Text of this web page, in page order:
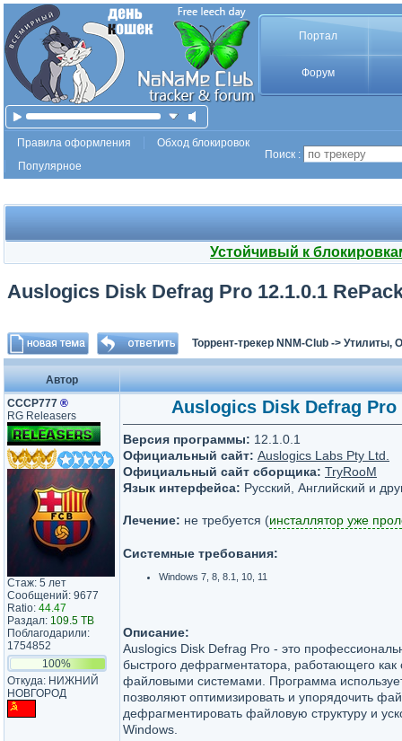
Портал
Форум
Правила оформления
Обход блокировок
Популярное
Поиск :
Устойчивый к
Auslogics Disk Defrag Pro 12.1.0.1
Торрент-трекер NNM-Club -> Утилиты,
Автор
СССР777 ®
RG Releasers
Стаж: 5 лет
Сообщений: 9677
Ratio: 44.47
Раздал: 109.5 TB
Поблагодарили:
1754852
100%
Откуда: НИЖНИЙ
НОВГОРОД
Auslogics Disk Defrag
Версия программы: 12.1.0.1
Официальный сайт: Auslogics Labs Pty Ltd.
Официальный сайт сборщика: TryRooM
Язык интерфейса: Русский, Английский и
Лечение: не требуется (инсталлятор уже
Системные требования:
Windows 7, 8, 8.1, 10, 11
Описание:
Auslogics Disk Defrag Pro - это
быстрого дефрагментатора, работающего как
файловыми системами. Программа
позволяют оптимизировать и упорядочить
дефрагментировать файловую структуру и
Windows.